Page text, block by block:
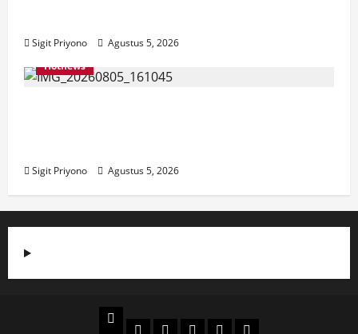
Sigit Priyono
Agustus 5, 2026
Hotnews
Sigit Priyono Agustus 5, 2026
Beranda
PolitikOtomotifEkonomiSosialtentang